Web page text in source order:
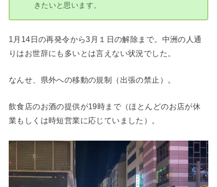
きたいと思います。
1月14日の再発令から3月１日の解除まで。中洲の人通
りはお世辞にも多いとは言えない状況でした。
なんせ、県外への移動の規制（出張の禁止）。
飲食店のお酒の提供が19時まで（ほとんどのお店が休
業もしくは時短営業に応じていました）。